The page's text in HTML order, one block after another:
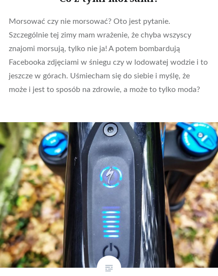
Morsować czy nie morsować? Oto jest pytanie.
Szczególnie tej zimy mam wrażenie, że chyba wszyscy
znajomi morsują, tylko nie ja! A potem bombardują
Facebooka zdjęciami w śniegu czy w lodowatej wodzie i to
jeszcze w górach. Uśmiecham się do siebie i myślę, że
może i jest to sposób na zdrowie, a może to tylko moda?